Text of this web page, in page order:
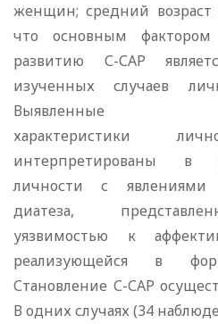
женщин; средний возраст
что основным фактором
развитию С-САР
изученных случаев
Выявленные
характеристики
интерпретированы в
личности с явлениями
диатеза,
уязвимостью к
реализующейся в
Становление С-САР
В одних случаях (34